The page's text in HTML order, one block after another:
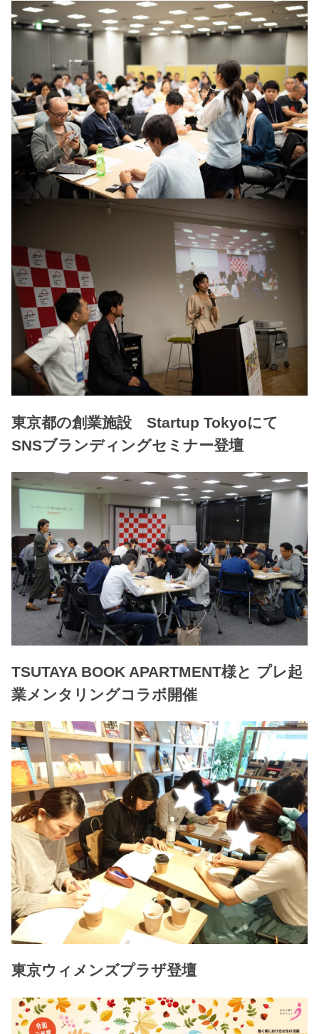
東京都の創業施設 Startup Tokyoにて
SNSブランディングセミナー登壇
TSUTAYA BOOK APARTMENT様と プレ起
業メンタリングコラボ開催
東京ウィメンズプラザ登壇